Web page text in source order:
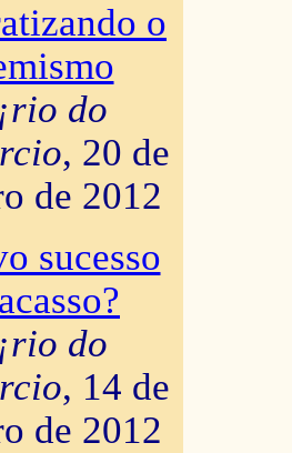
o
do
, 20 de
de 2012
sucesso
do
, 14 de
de 2012